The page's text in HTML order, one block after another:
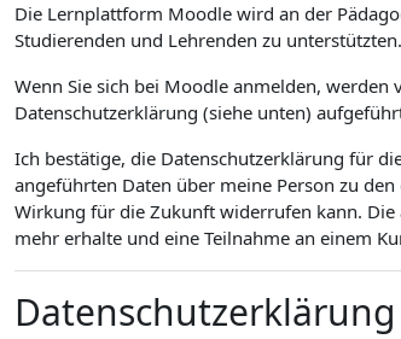
Die Lernplattform Moodle wird an der
Studierenden und Lehrenden zu
Wenn Sie sich bei Moodle anmelden,
Datenschutzerklärung (siehe unten)
Ich bestätige, die Datenschutzerklärung für
angeführten Daten über meine Person zu
Wirkung für die Zukunft widerrufen kann. Die
mehr erhalte und eine Teilnahme an einem
Datenschutzerklärung